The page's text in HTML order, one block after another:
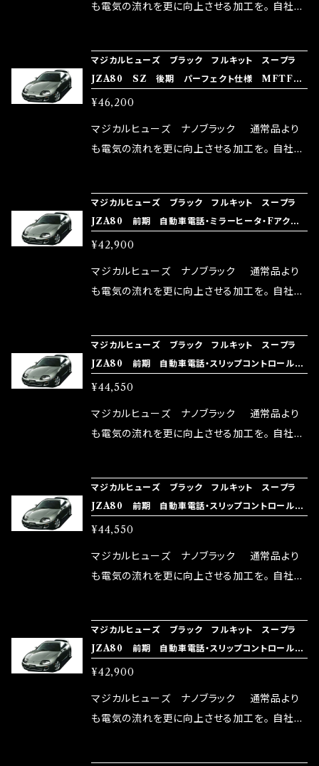
はこちらのマジカルヒューズ直販サイトと横浜に
rz）の2店舗の専売品になりますので宜しくお願
い致します。
も電気の流れを更に向上させる加工を。 自社比
メ！ レーシングドライバーMAX織戸選手がテス
ターとなり吟味し時間を掛けて検証し、これは
体感出来て面白く、車には必ずプラスになりデメ
リットが無い。と。 コラボ開発製品です。 購入先
はこちらのマジカルヒューズ直販サイトと横浜に
rz）の2店舗の専売品になりますので宜しくお願
い致します。
マジカルヒューズ ブラック フルキット スープラ
JZA80 SZ 後期 パーフェクト仕様 MFTFB5
00 28個
¥46,200
マジカルヒューズ ナノブラック 通常品より
も電気の流れを更に向上させる加工を。 自社比
メ！ レーシングドライバーMAX織戸選手がテス
ターとなり吟味し時間を掛けて検証し、これは
体感出来て面白く、車には必ずプラスになりデメ
リットが無い。と。 コラボ開発製品です。 購入先
はこちらのマジカルヒューズ直販サイトと横浜に
rz）の2店舗の専売品になりますので宜しくお願
い致します。
マジカルヒューズ ブラック フルキット スープラ
JZA80 前期 自動車電話・ミラーヒータ・Fアクティ
ブスポイラ MFTFB399 26個
¥42,900
マジカルヒューズ ナノブラック 通常品より
も電気の流れを更に向上させる加工を。 自社比
メ！ レーシングドライバーMAX織戸選手がテス
ターとなり吟味し時間を掛けて検証し、これは
体感出来て面白く、車には必ずプラスになりデメ
リットが無い。と。 コラボ開発製品です。 購入先
はこちらのマジカルヒューズ直販サイトと横浜に
rz）の2店舗の専売品になりますので宜しくお願
い致します。
マジカルヒューズ ブラック フルキット スープラ
JZA80 前期 自動車電話・スリップコントロール・
ミラーヒータ・Fアクティブスポイラ MFTFB398
¥44,550
マジカルヒューズ ナノブラック 通常品より
も電気の流れを更に向上させる加工を。 自社比
メ！ レーシングドライバーMAX織戸選手がテス
ターとなり吟味し時間を掛けて検証し、これは
体感出来て面白く、車には必ずプラスになりデメ
リットが無い。と。 コラボ開発製品です。 購入先
はこちらのマジカルヒューズ直販サイトと横浜に
rz）の2店舗の専売品になりますので宜しくお願
い致します。
マジカルヒューズ ブラック フルキット スープラ
JZA80 前期 自動車電話・スリップコントロール・
ミラーヒータ MFTFB397 27個
¥44,550
マジカルヒューズ ナノブラック 通常品より
も電気の流れを更に向上させる加工を。 自社比
メ！ レーシングドライバーMAX織戸選手がテス
ターとなり吟味し時間を掛けて検証し、これは
体感出来て面白く、車には必ずプラスになりデメ
リットが無い。と。 コラボ開発製品です。 購入先
はこちらのマジカルヒューズ直販サイトと横浜に
マジカルヒューズ ブラック フルキット スープラ
JZA80 前期 自動車電話・スリップコントロール・F
アクティブスポイラ MFTFB396 26個
¥42,900
マジカルヒューズ ナノブラック 通常品より
も電気の流れを更に向上させる加工を。 自社比